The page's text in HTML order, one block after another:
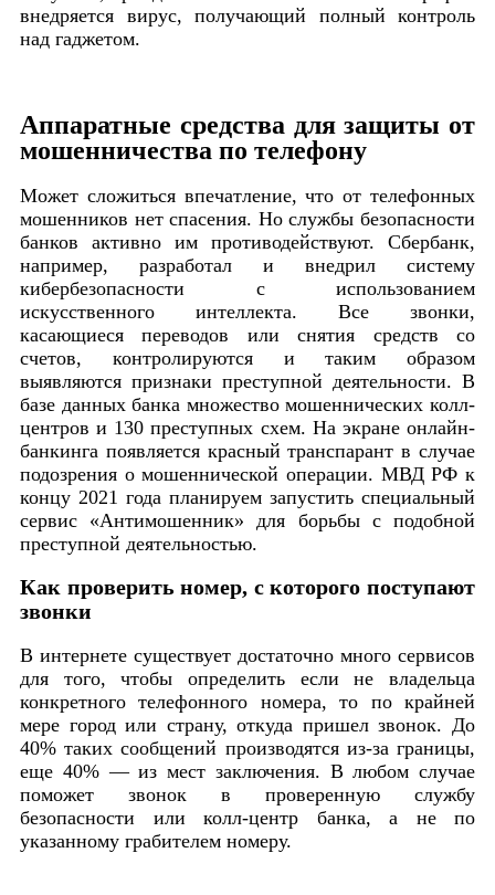
внедряется вирус, получающий полный контроль
над гаджетом.
Аппаратные средства для защиты от
мошенничества по телефону
Может сложиться впечатление, что от телефонных
мошенников нет спасения. Но службы безопасности
банков активно им противодействуют. Сбербанк,
например, разработал и внедрил систему
кибербезопасности с использованием
искусственного интеллекта. Все звонки,
касающиеся переводов или снятия средств со
счетов, контролируются и таким образом
выявляются признаки преступной деятельности. В
базе данных банка множество мошеннических колл-
центров и 130 преступных схем. На экране онлайн-
банкинга появляется красный транспарант в случае
подозрения о мошеннической операции. МВД РФ к
концу 2021 года планируем запустить специальный
сервис «Антимошенник» для борьбы с подобной
преступной деятельностью.
Как проверить номер, с которого поступают
звонки
В интернете существует достаточно много сервисов
для того, чтобы определить если не владельца
конкретного телефонного номера, то по крайней
мере город или страну, откуда пришел звонок. До
40% таких сообщений производятся из-за границы,
еще 40% — из мест заключения. В любом случае
поможет звонок в проверенную службу
безопасности или колл-центр банка, а не по
указанному грабителем номеру.